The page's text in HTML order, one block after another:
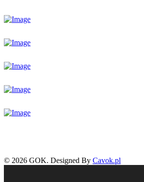
© 2026 GOK. Designed By Cavok.pl